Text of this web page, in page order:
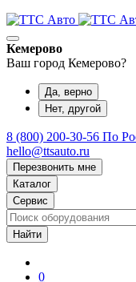
Кемерово
Ваш город Кемерово?
Да, верно
Нет, другой
8 (800) 200-30-56 По
hello@ttsauto.ru
Перезвонить мне
Каталог
Сервис
0